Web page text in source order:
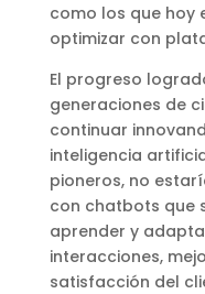
como los que hoy
optimizar con
El progreso
generaciones de
continuar
inteligencia
pioneros, no
con chatbots que
aprender y
interacciones,
satisfacción del